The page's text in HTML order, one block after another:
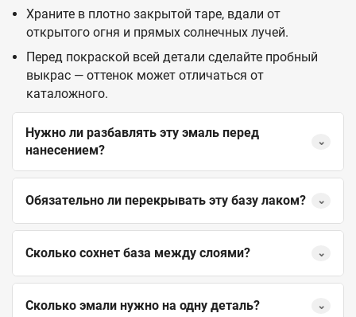
Храните в плотно закрытой таре, вдали от
открытого огня и прямых солнечных лучей.
Перед покраской всей детали сделайте пробный
выкрас — оттенок может отличаться от
каталожного.
Нужно ли разбавлять эту эмаль перед
нанесением?
⌄
Обязательно ли перекрывать эту базу лаком? ⌄
Сколько сохнет база между слоями? ⌄
Сколько эмали нужно на одну деталь? ⌄